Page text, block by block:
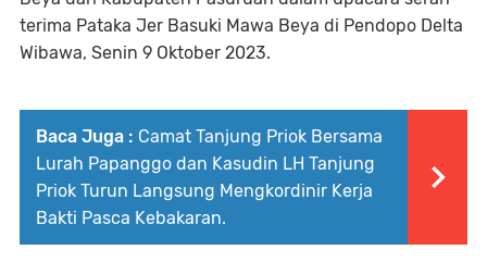
terima Pataka Jer Basuki Mawa Beya di Pendopo Delta
Wibawa, Senin 9 Oktober 2023.
Baca Juga : Camat Tanjung Priok Bersama
Lurah Papanggo dan Kasudin LH Tanjung
Priok Turun Langsung Mengkordinir Kerja
Bakti Pasca Kebakaran.